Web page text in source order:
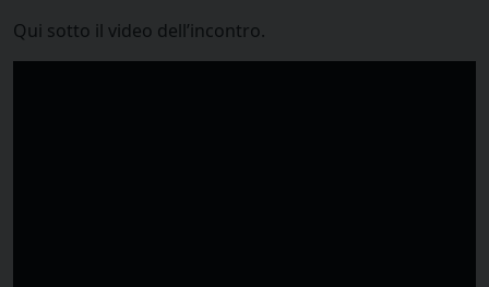
Qui sotto il video dell’incontro.